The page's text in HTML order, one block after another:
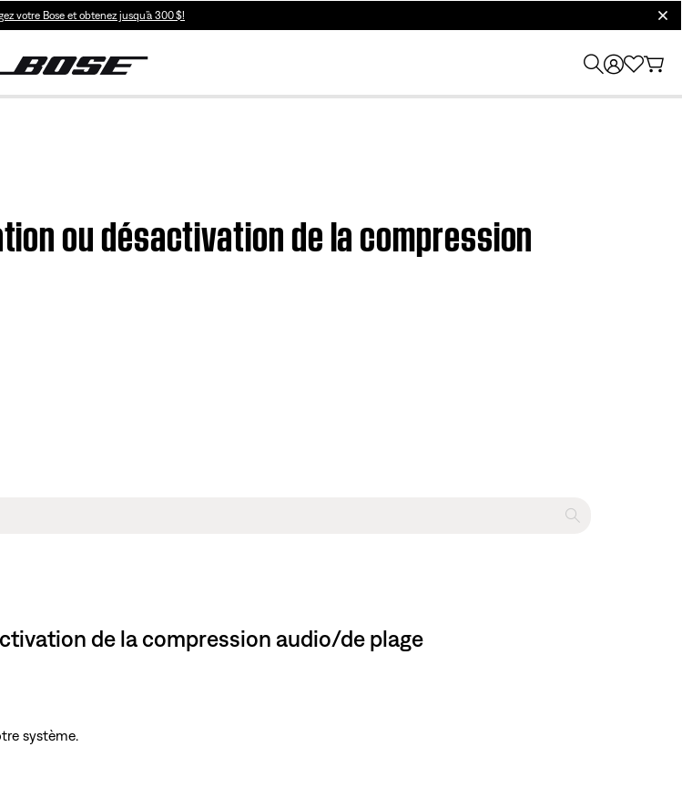
votre Bose et obtenez jusqu’à 300 $!
ou désactivation de la compression
de la compression audio/de plage
système.